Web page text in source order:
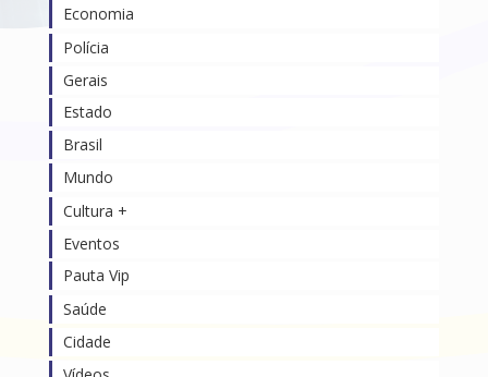
Economia
Polícia
Gerais
Estado
Brasil
Mundo
Cultura +
Eventos
Pauta Vip
Saúde
Cidade